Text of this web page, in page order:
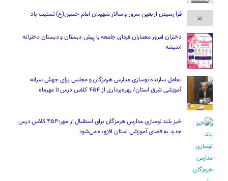
فرا رسیدن اربعین سرور و سالار شهیدان امام حسین(ع) تسلیت باد
دختران امروز معماران فردای جامعه با پیش دبستان و دبستان دخترانه
اندیشه
تعامل سازنده نوسازی مدارس هرمزگان و مجلس برای جهش سرانه
آموزشی شرق استان/ بهره‌برداری از ۴۵۴ کلاس درس تا مهرماه
خیز بلند نوسازی مدارس هرمزگان برای استقبال از مهر؛۴۵۴ کلاس درس
جدید به فضای آموزشی استان افزوده می‌شود